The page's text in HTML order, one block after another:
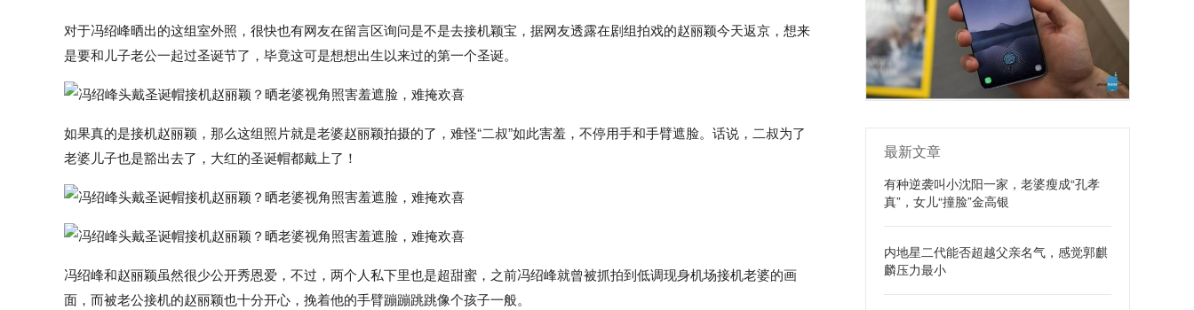
对于冯绍峰晒出的这组室外照，很快也有网友在留言区询问是不是去接机颖宝，据网友透露在剧组拍戏的赵丽颖今天返京，想来
是要和儿子老公一起过圣诞节了，毕竟这可是想想出生以来过的第一个圣诞。
如果真的是接机赵丽颖，那么这组照片就是老婆赵丽颖拍摄的了，难怪“二叔”如此害羞，不停用手和手臂遮脸。话说，二叔为了
老婆儿子也是豁出去了，大红的圣诞帽都戴上了！
冯绍峰和赵丽颖虽然很少公开秀恩爱，不过，两个人私下里也是超甜蜜，之前冯绍峰就曾被抓拍到低调现身机场接机老婆的画
面，而被老公接机的赵丽颖也十分开心，挽着他的手臂蹦蹦跳跳像个孩子一般。
最新文章
有种逆袭叫小沈阳一家，老婆瘦成“孔孝
真”，女儿“撞脸”金高银
内地星二代能否超越父亲名气，感觉郭麒
麟压力最小